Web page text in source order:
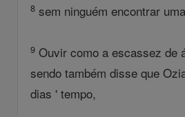
8 sem ninguém encontrar
9 Ouvir como a escassez de
sendo também disse que
dias ' tempo,